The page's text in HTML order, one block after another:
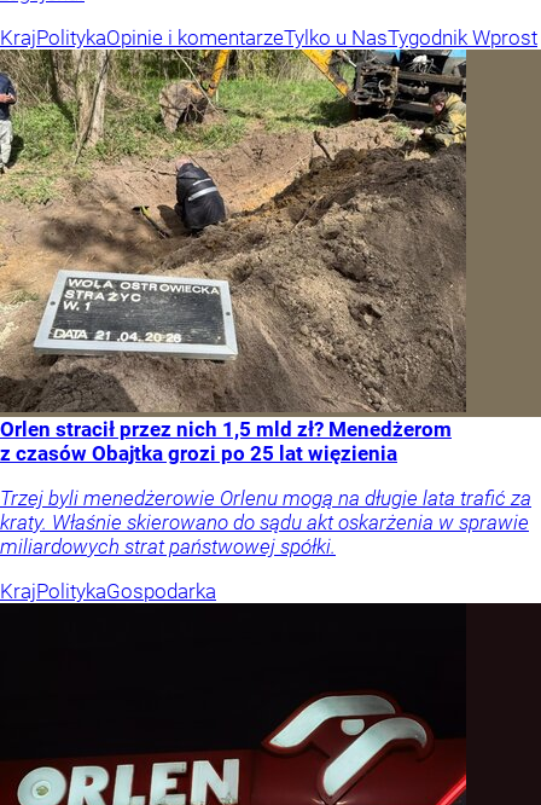
KrajPolitykaOpinie i komentarzeTylko u NasTygodnik Wprost
Orlen stracił przez nich 1,5 mld zł? Menedżerom
z czasów Obajtka grozi po 25 lat więzienia
Trzej byli menedżerowie Orlenu mogą na długie lata trafić za
kraty. Właśnie skierowano do sądu akt oskarżenia w sprawie
miliardowych strat państwowej spółki.
KrajPolitykaGospodarka